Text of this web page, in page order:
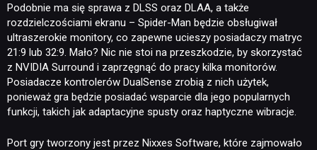
Podobnie ma się sprawa z DLSS oraz DLAA, a także
rozdzielczościami ekranu – Spider-Man będzie obsługiwał
ultraszerokie monitory, co zapewne ucieszy posiadaczy matryc
21:9 lub 32:9. Mało? Nic nie stoi na przeszkodzie, by skorzystać
z NVIDIA Surround i zaprzęgnąć do pracy kilka monitorów.
Posiadacze kontrolerów DualSense zrobią z nich użytek,
ponieważ gra będzie posiadać wsparcie dla jego popularnych
funkcji, takich jak adaptacyjne spusty oraz haptyczne wibracje.
Port gry tworzony jest przez Nixxes Software, które zajmowało